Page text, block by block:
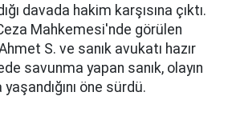
davada hakim karşısına çıktı.
Mahkemesi'nde görülen
S. ve sanık avukatı hazır
savunma yapan sanık, olayın
öne sürdü.